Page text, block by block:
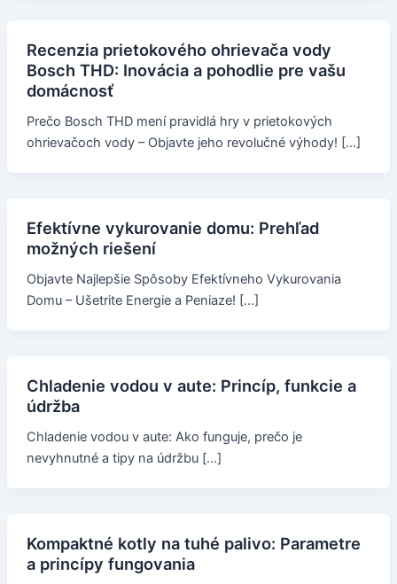
Recenzia prietokového ohrievača vody
Bosch THD: Inovácia a pohodlie pre vašu
domácnosť
Prečo Bosch THD mení pravidlá hry v prietokových
ohrievačoch vody – Objavte jeho revolučné výhody! […]
Efektívne vykurovanie domu: Prehľad
možných riešení
Objavte Najlepšie Spôsoby Efektívneho Vykurovania
Domu – Ušetrite Energie a Peniaze! […]
Chladenie vodou v aute: Princíp, funkcie a
údržba
Chladenie vodou v aute: Ako funguje, prečo je
nevyhnutné a tipy na údržbu […]
Kompaktné kotly na tuhé palivo: Parametre
a princípy fungovania